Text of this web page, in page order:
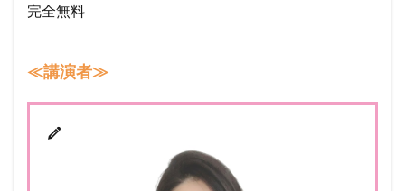
完全無料
≪講演者≫